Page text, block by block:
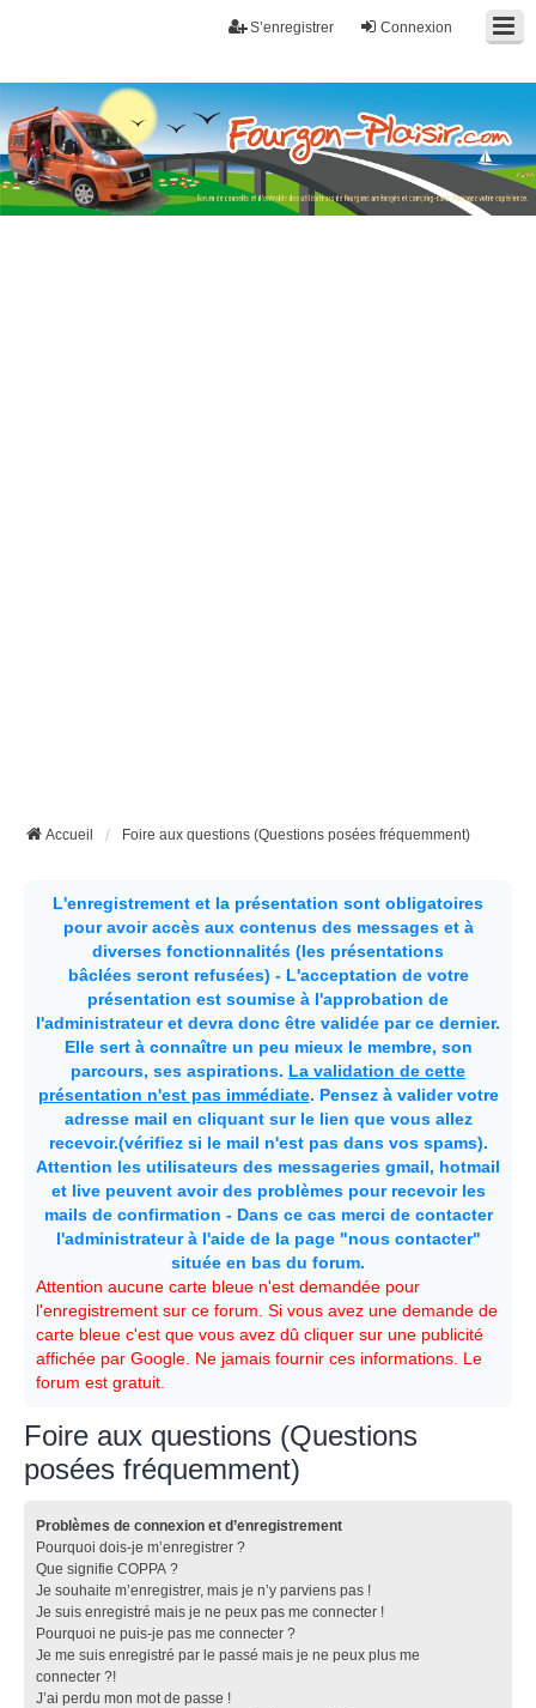
Connexion
S’enregistrer
Fourgon-plaisir.com
Forum de conseils et d'entraide des utilisateurs de fourgons, fourgons
aménagés, vans et de camping-car. Partagez votre expérience.
Accueil Foire aux questions (Questions posées fréquemment)
L'enregistrement et la présentation sont obligatoires
pour avoir accès aux contenus des messages et à
diverses fonctionnalités (les présentations
bâclées seront refusées) - L'acceptation de votre
présentation est soumise à l'approbation de
l'administrateur et devra donc être validée par ce dernier.
Elle sert à connaître un peu mieux le membre, son
parcours, ses aspirations. La validation de cette
présentation n'est pas immédiate. Pensez à valider votre
adresse mail en cliquant sur le lien que vous allez
recevoir.(vérifiez si le mail n'est pas dans vos spams).
Attention les utilisateurs des messageries gmail, hotmail
et live peuvent avoir des problèmes pour recevoir les
mails de confirmation - Dans ce cas merci de contacter
l'administrateur à l'aide de la page "nous contacter"
située en bas du forum.
Attention aucune carte bleue n'est demandée pour
l'enregistrement sur ce forum. Si vous avez une demande de
carte bleue c'est que vous avez dû cliquer sur une publicité
affichée par Google. Ne jamais fournir ces informations. Le
forum est gratuit.
Foire aux questions (Questions
posées fréquemment)
Problèmes de connexion et d’enregistrement
Pourquoi dois-je m’enregistrer ?
Que signifie COPPA ?
Je souhaite m’enregistrer, mais je n’y parviens pas !
Je suis enregistré mais je ne peux pas me connecter !
Pourquoi ne puis-je pas me connecter ?
Je me suis enregistré par le passé mais je ne peux plus me
connecter ?!
J’ai perdu mon mot de passe !